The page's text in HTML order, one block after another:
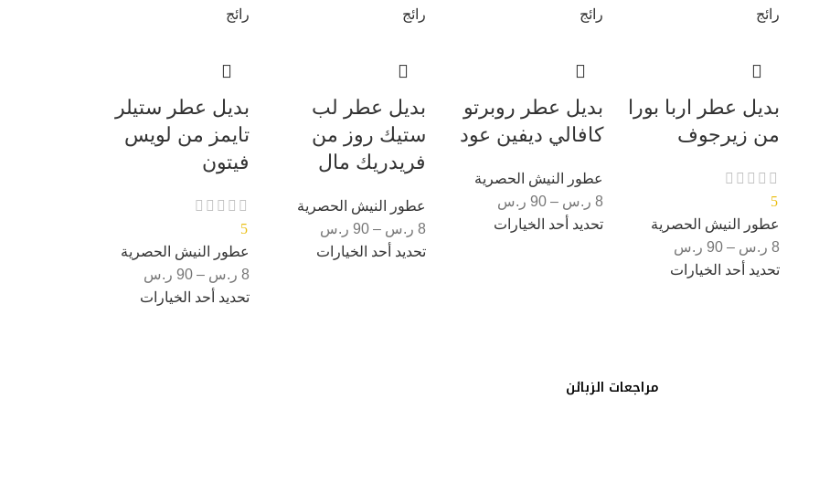
رائج
بديل عطر اربا بورا
من زيرجوف
5
عطور النيش الحصرية
8 ر.س –
90 ر.س
تحديد أحد الخيارات
رائج
بديل عطر روبرتو
كافالي ديفين عود
عطور النيش الحصرية
8 ر.س –
90 ر.س
تحديد أحد الخيارات
رائج
بديل عطر لب
ستيك روز من
فريدريك مال
عطور النيش الحصرية
8 ر.س –
90 ر.س
تحديد أحد الخيارات
رائج
بديل عطر ستيلر
تايمز من لويس
فيتون
5
عطور النيش الحصرية
8 ر.س –
90 ر.س
تحديد أحد الخيارات
مراجعات الزبائن